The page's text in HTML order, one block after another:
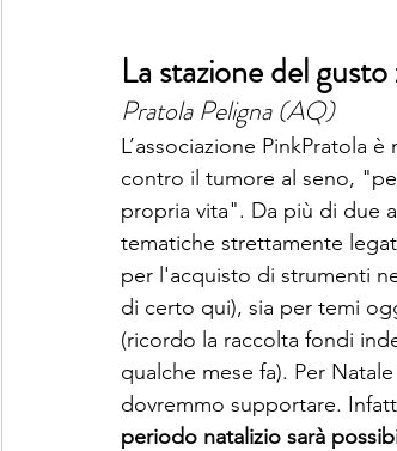
La stazione del gusto
Pratola Peligna (AQ)
L’associazione PinkPratola
contro il tumore al seno,
propria vita". Da più di due
tematiche strettamente
per l'acquisto di strumenti
di certo qui), sia per temi
(ricordo la raccolta fondi
qualche mese fa). Per
dovremmo supportare.
periodo natalizio sarà